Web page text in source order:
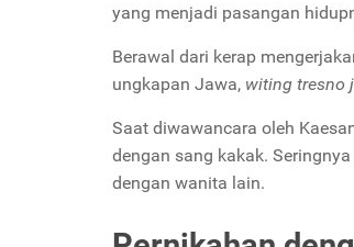
yang menjadi pasangan
Berawal dari kerap
ungkapan Jawa, witing tresno
Saat diwawancara oleh
dengan sang kakak.
dengan wanita lain.